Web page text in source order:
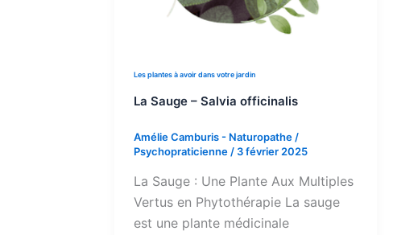
Les plantes à avoir dans votre jardin
La Sauge – Salvia officinalis
Amélie Camburis - Naturopathe /
Psychopraticienne / 3 février 2025
La Sauge : Une Plante Aux Multiples
Vertus en Phytothérapie La sauge
est une plante médicinale